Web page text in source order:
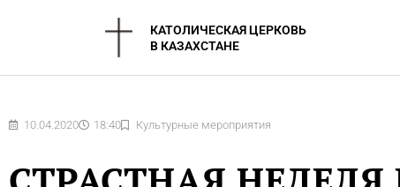
содержимому
КАТОЛИЧЕСКАЯ ЦЕРКОВЬ
В КАЗАХСТАНЕ
10.04.2020 18:40 Культурные мероприятия